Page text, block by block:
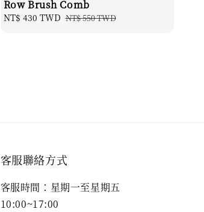
Row Brush Comb
Sale
NT$ 430 TWD Regular
NT$ 550 TWD
客服聯絡方式
客服時間：星期一至星期五
10:00~17:00